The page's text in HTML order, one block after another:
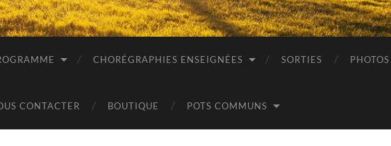
CHORÉGRAPHIES ENSEIGNÉES SORTIES PHOTOS
CONTACTER BOUTIQUE POTS COMMUNS